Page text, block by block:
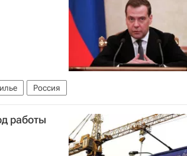
Россия
работы